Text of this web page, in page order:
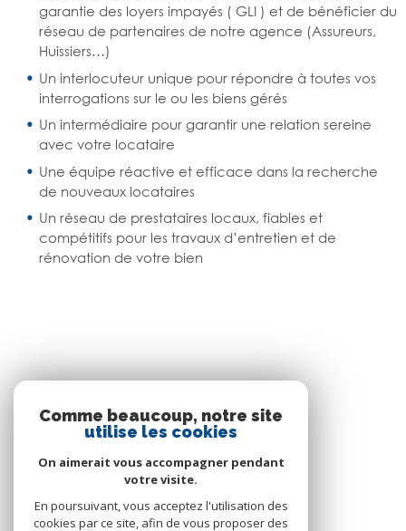
garantie des loyers impayés ( GLI ) et de bénéficier du
réseau de partenaires de notre agence (Assureurs,
Huissiers…)
Un interlocuteur unique pour répondre à toutes vos
interrogations sur le ou les biens gérés
Un intermédiaire pour garantir une relation sereine
avec votre locataire
Une équipe réactive et efficace dans la recherche
de nouveaux locataires
Un réseau de prestataires locaux, fiables et
compétitifs pour les travaux d’entretien et de
rénovation de votre bien
SE CONNECTER
ESPACE PROPRIÉTAIRE
Comme beaucoup, notre site
utilise les cookies
On aimerait vous accompagner pendant
votre visite.
En poursuivant, vous acceptez l'utilisation des
cookies par ce site, afin de vous proposer des